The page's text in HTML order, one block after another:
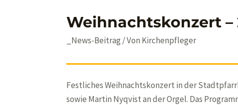
Weihnachtskonzert –
_News-Beitrag / Von Kirchenpfleger
Festliches Weihnachtskonzert in der
sowie Martin Nyqvist an der Orgel. Das